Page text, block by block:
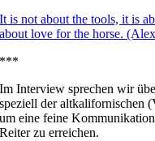
It is not about the tools, it is
about love for the horse.
***
Im Interview sprechen wir
speziell der altkalifornischen
um eine feine
Reiter zu erreichen.